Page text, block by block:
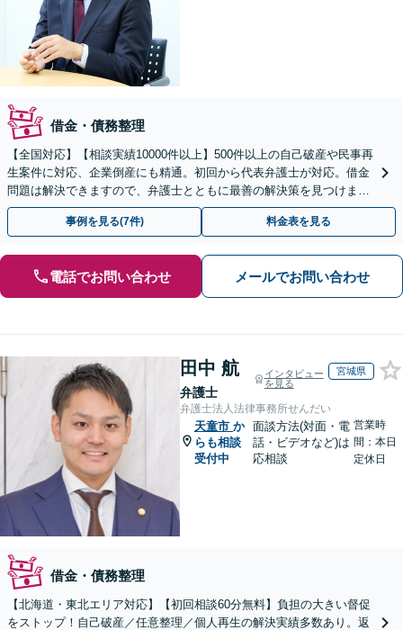
借金・債務整理
【全国対応】【相談実績10000件以上】500件以上の自己破産や民事再
生案件に対応、企業倒産にも精通。初回から代表弁護士が対応。借金
問題は解決できますので、弁護士とともに最善の解決策を見つけまし
ょう【初回相談無料】【法テラス利用可】
事例を見る(7件) 料金表を見る
電話でお問い合わせ メールでお問い合わせ
田中 航
弁護士
インタビュー
を見る
宮城県
弁護士法人法律事務所せんだい
天童市 か
らも相談
受付中
面談方法(対面・電
話・ビデオなど)は
応相談
営業時
間：本日
定休日
借金・債務整理
【北海道・東北エリア対応】【初回相談60分無料】負担の大きい督促
をストップ！自己破産／任意整理／個人再生の解決実績多数あり。返